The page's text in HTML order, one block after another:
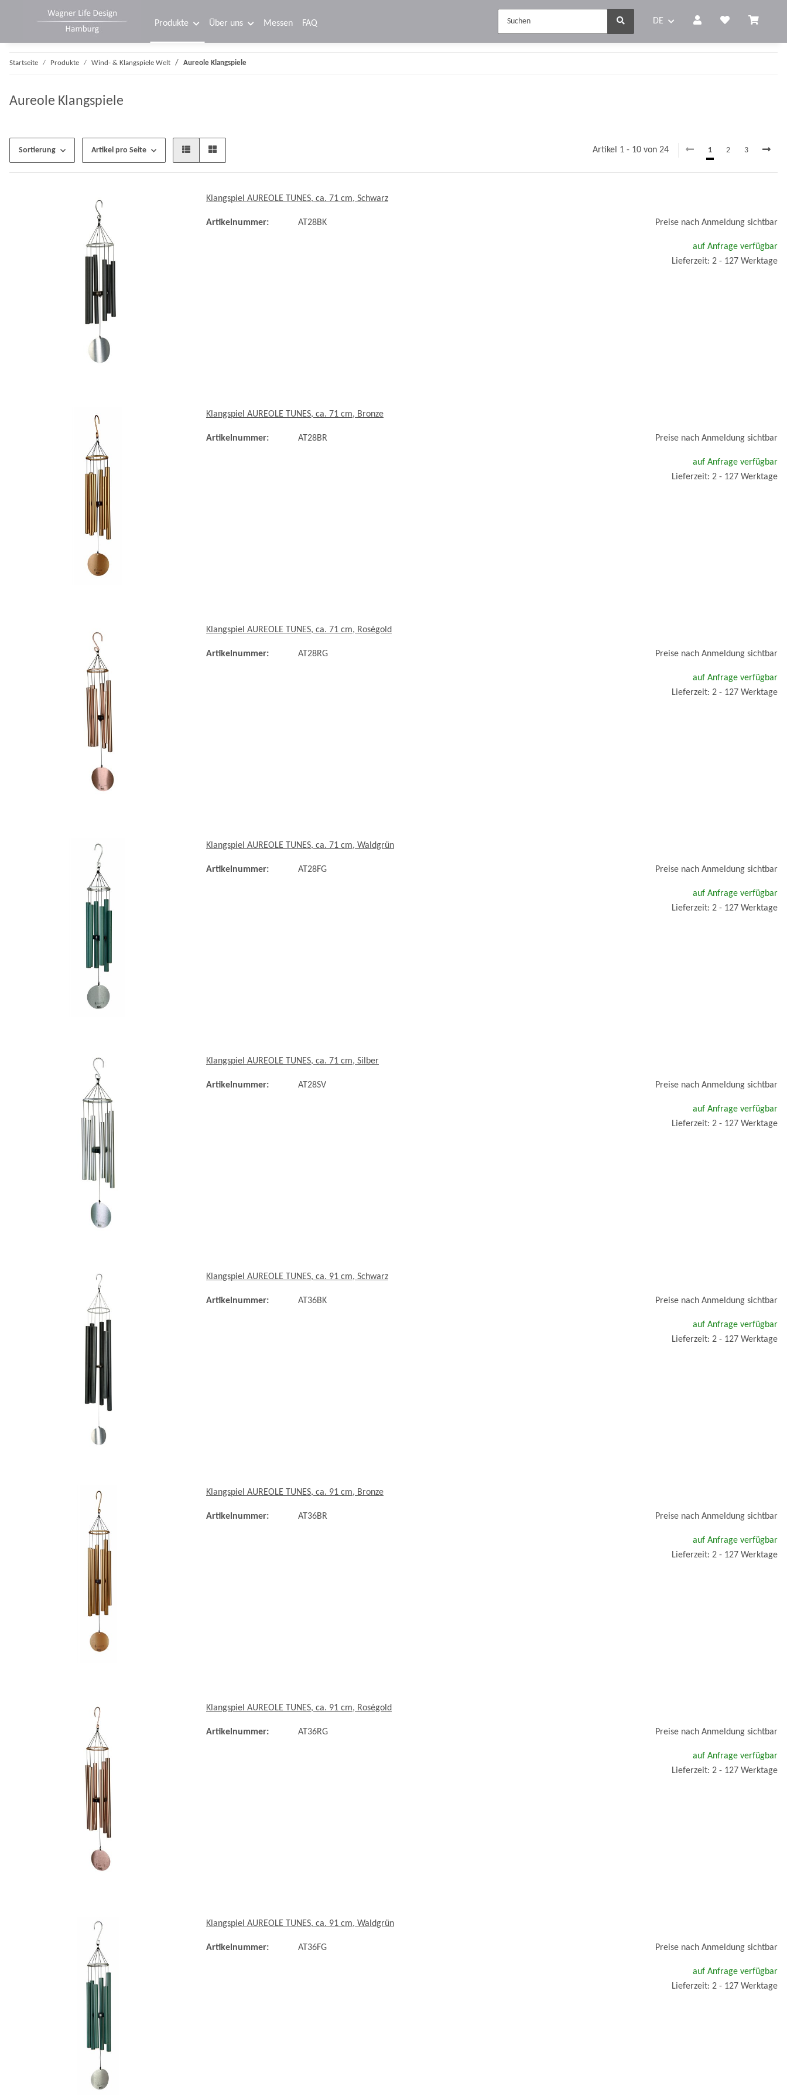
DE
Produkte Über uns Messen FAQ
Startseite Produkte Wind- & Klangspiele Welt Aureole Klangspiele
Aureole Klangspiele
Sortierung Artikel pro Seite Artikel 1 - 10 von 24 1 2 3
Klangspiel AUREOLE TUNES, ca. 71 cm, Schwarz
Artikelnummer: AT28BK Preise nach Anmeldung sichtbar
auf Anfrage verfügbar
Lieferzeit: 2 - 127 Werktage
Klangspiel AUREOLE TUNES, ca. 71 cm, Bronze
Artikelnummer: AT28BR Preise nach Anmeldung sichtbar
auf Anfrage verfügbar
Lieferzeit: 2 - 127 Werktage
Klangspiel AUREOLE TUNES, ca. 71 cm, Roségold
Artikelnummer: AT28RG Preise nach Anmeldung sichtbar
auf Anfrage verfügbar
Lieferzeit: 2 - 127 Werktage
Klangspiel AUREOLE TUNES, ca. 71 cm, Waldgrün
Artikelnummer: AT28FG Preise nach Anmeldung sichtbar
auf Anfrage verfügbar
Lieferzeit: 2 - 127 Werktage
Klangspiel AUREOLE TUNES, ca. 71 cm, Silber
Artikelnummer: AT28SV Preise nach Anmeldung sichtbar
auf Anfrage verfügbar
Lieferzeit: 2 - 127 Werktage
Klangspiel AUREOLE TUNES, ca. 91 cm, Schwarz
Artikelnummer: AT36BK Preise nach Anmeldung sichtbar
auf Anfrage verfügbar
Lieferzeit: 2 - 127 Werktage
Klangspiel AUREOLE TUNES, ca. 91 cm, Bronze
Artikelnummer: AT36BR Preise nach Anmeldung sichtbar
auf Anfrage verfügbar
Lieferzeit: 2 - 127 Werktage
Klangspiel AUREOLE TUNES, ca. 91 cm, Roségold
Artikelnummer: AT36RG Preise nach Anmeldung sichtbar
auf Anfrage verfügbar
Lieferzeit: 2 - 127 Werktage
Klangspiel AUREOLE TUNES, ca. 91 cm, Waldgrün
Artikelnummer: AT36FG Preise nach Anmeldung sichtbar
auf Anfrage verfügbar
Lieferzeit: 2 - 127 Werktage